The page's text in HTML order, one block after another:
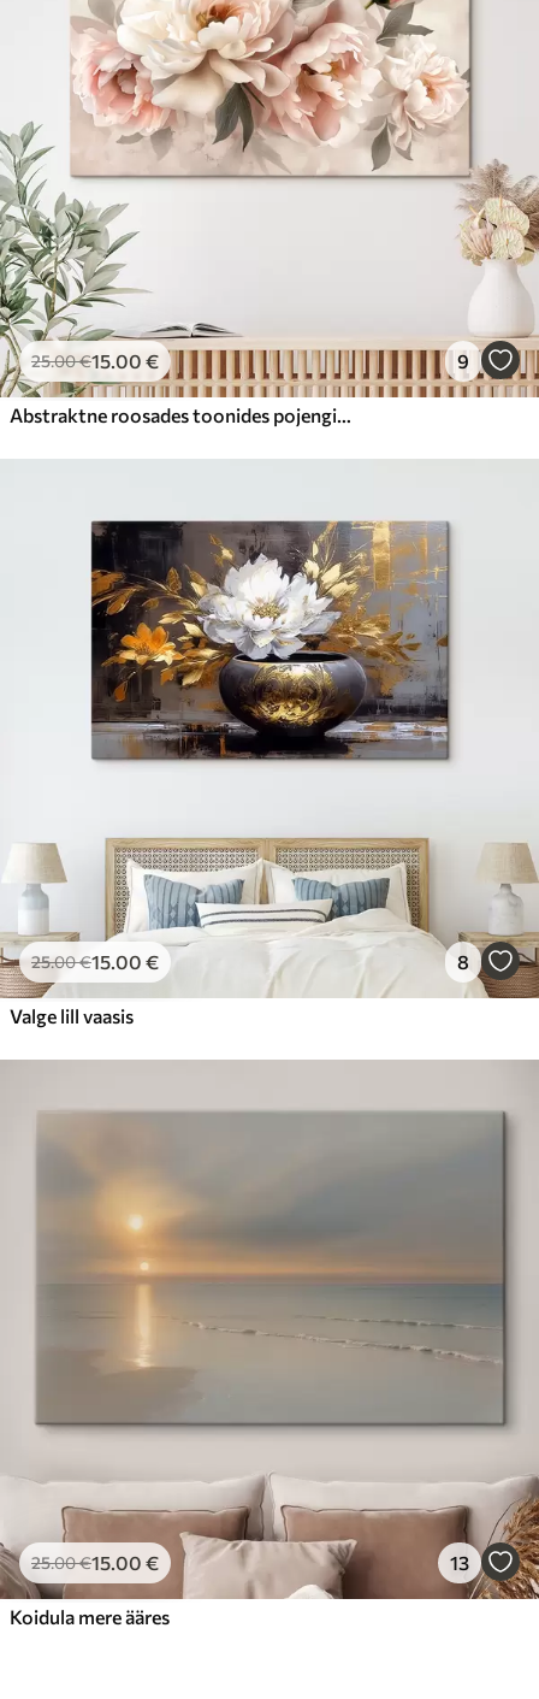
25.00€15.00 € 9
Abstraktne roosades toonides pojengide kimp
25.00€15.00 € 8
Valge lill vaasis
25.00€15.00 € 13
Koidula mere ääres